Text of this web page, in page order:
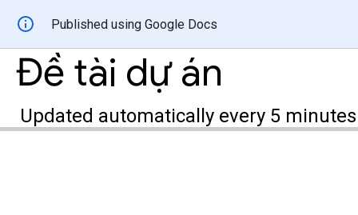
Published using Google Docs
Đề tài dự án
Updated automatically every 5 minutes